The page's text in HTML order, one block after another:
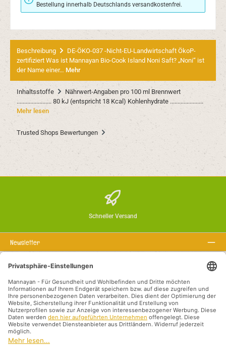
Bestellung innerhalb Deutschlands versandkostenfrei.
Beschreibung
DE-ÖKO-037 -Nicht-EU-Landwirtschaft ÖkoP-
zertifiziert Was ist Mannayan Bio-Cook Island Noni Saft? „Noni“ ist
der Name einer… Mehr
Inhaltsstoffe
Nährwert-Angaben pro 100 ml Brennwert
....................... 80 kJ (entspricht 18 Kcal) Kohlenhydrate ......................
Mehr lesen
Trusted Shops Bewertungen
Schneller Versand
Newsletter
Rechtstexte
Service-Hotline
Empfohlene Links
Zahlungsarten